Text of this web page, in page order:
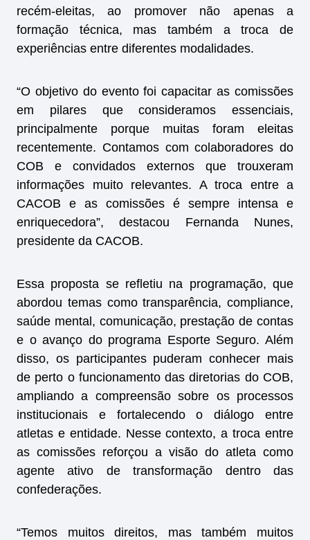
recém-eleitas, ao promover não apenas a
formação técnica, mas também a troca de
experiências entre diferentes modalidades.
“O objetivo do evento foi capacitar as comissões
em pilares que consideramos essenciais,
principalmente porque muitas foram eleitas
recentemente. Contamos com colaboradores do
COB e convidados externos que trouxeram
informações muito relevantes. A troca entre a
CACOB e as comissões é sempre intensa e
enriquecedora”, destacou Fernanda Nunes,
presidente da CACOB.
Essa proposta se refletiu na programação, que
abordou temas como transparência, compliance,
saúde mental, comunicação, prestação de contas
e o avanço do programa Esporte Seguro. Além
disso, os participantes puderam conhecer mais
de perto o funcionamento das diretorias do COB,
ampliando a compreensão sobre os processos
institucionais e fortalecendo o diálogo entre
atletas e entidade. Nesse contexto, a troca entre
as comissões reforçou a visão do atleta como
agente ativo de transformação dentro das
confederações.
“Temos muitos direitos, mas também muitos